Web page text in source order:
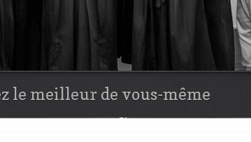
un art martial efficace